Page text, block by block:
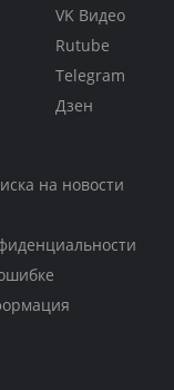
VK Видео
Rutube
Telegram
Дзен
на новости